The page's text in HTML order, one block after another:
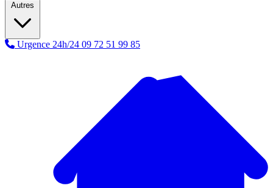
Autres
Urgence 24h/24 09 72 51 99 85